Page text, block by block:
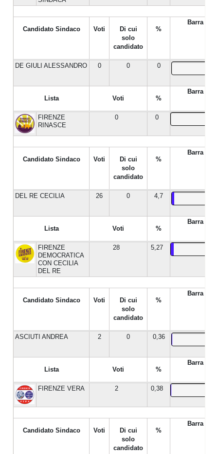
Candidato Sindaco Voti
Di cui
solo
candidato
%
Barra %
DE GIULI ALESSANDRO 0 0 0
Lista Voti %
Barra %
FIRENZE
RINASCE
0 0
Candidato Sindaco Voti
Di cui
solo
candidato
%
Barra %
DEL RE CECILIA 26 0 4,7
Lista Voti %
Barra %
FIRENZE
DEMOCRATICA
CON CECILIA
DEL RE
28 5,27
Candidato Sindaco Voti
Di cui
solo
candidato
%
Barra %
ASCIUTI ANDREA 2 0 0,36
Lista Voti %
Barra %
FIRENZE VERA 2 0,38
Candidato Sindaco Voti
Di cui
solo
candidato
%
Barra %